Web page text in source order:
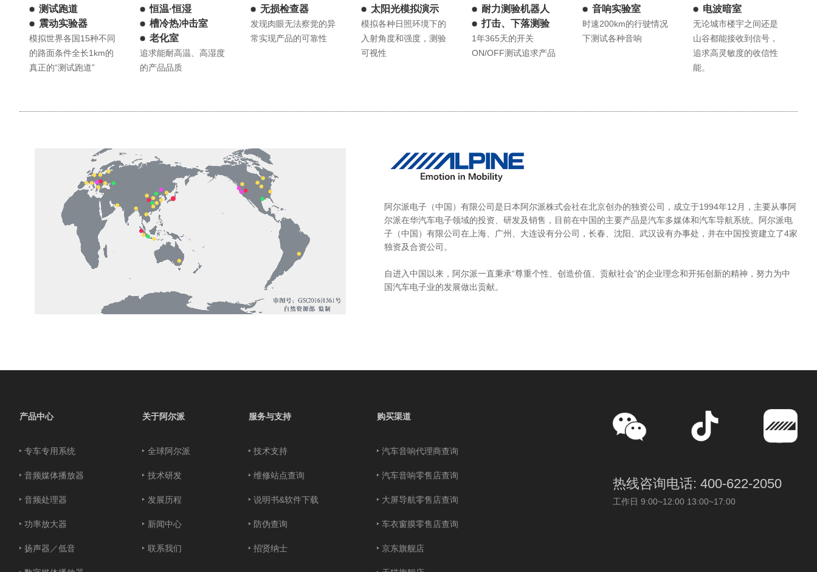
测试跑道
震动实验器
模拟世界各国15种不同
的路面条件全长1km的
真正的“测试跑道”
恒温·恒湿
槽冷热冲击室
老化室
追求能耐高温、高湿度
的产品品质
无损检查器
发现肉眼无法察觉的异
常实现产品的可靠性
太阳光模拟演示
模拟各种日照环境下的
入射角度和强度，测验
可视性
耐力测验机器人
打击、下落测验
1年365天的开关
ON/OFF测试追求产品
音响实验室
时速200km的行驶情况
下测试各种音响
电波暗室
无论城市楼宇之间还是
山谷都能接收到信号，
追求高灵敏度的收信性
能。
阿尔派电子（中国）有限公司是日本阿尔派株式会社在北京创办的独资公司，成立于1994年12月，主要从事阿
尔派在华汽车电子领域的投资、研发及销售，目前在中国的主要产品是汽车多媒体和汽车导航系统。阿尔派电
子（中国）有限公司在上海、广州、大连设有分公司，长春、沈阳、武汉设有办事处，并在中国投资建立了4家
独资及合资公司。
自进入中国以来，阿尔派一直秉承“尊重个性、创造价值、贡献社会”的企业理念和开拓创新的精神，努力为中
国汽车电子业的发展做出贡献。
产品中心
专车专用系统
音频媒体播放器
音频处理器
功率放大器
扬声器／低音
关于阿尔派
全球阿尔派
技术研发
发展历程
新闻中心
联系我们
服务与支持
技术支持
维修站点查询
说明书&软件下载
防伪查询
招贤纳士
购买渠道
汽车音响代理商查询
汽车音响零售店查询
大屏导航零售店查询
车衣窗膜零售店查询
京东旗舰店
热线咨询电话: 400-622-2050
工作日 9:00~12:00 13:00~17:00